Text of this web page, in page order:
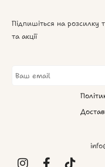
Підпишіться на
та акції